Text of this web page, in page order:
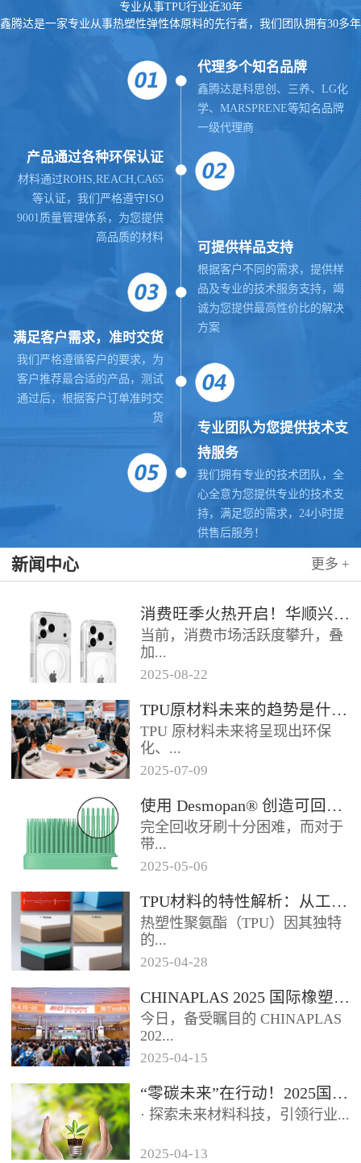
专业从事TPU行业近30年
鑫腾达是一家专业从事热塑性弹性体原料的先行者，我们团队拥有30多年
代理多个知名品牌
鑫腾达是科思创、三养、LG化
学、MARSPRENE等知名品牌
一级代理商
产品通过各种环保认证
材料通过ROHS,REACH,CA65
等认证，我们严格遵守ISO
9001质量管理体系，为您提供
高品质的材料
可提供样品支持
根据客户不同的需求，提供样
品及专业的技术服务支持，竭
诚为您提供最高性价比的解决
方案
满足客户需求，准时交货
我们严格遵循客户的要求，为
客户推荐最合适的产品，测试
通过后，根据客户订单准时交
货
专业团队为您提供技术支
持服务
我们拥有专业的技术团队，全
心全意为您提供专业的技术支
持，满足您的需求，24小时提
供售后服务！
新闻中心 更多 +
消费旺季火热开启！华顺兴业联合科思创 TPU，赋能手机护套行业抢占市场先机
当前，消费市场活跃度攀升，叠
加...
各类促销节点临近，手机护套行
业迎来传统销售旺季，市场对高
品质、高性能产品的需求持续走
高。华...
2025-08-22
TPU原材料未来的趋势是什么？
TPU 原材料未来将呈现出环保
化、...
高性能化、功能化等趋势，具体
如下：环保化趋势显著：随着全
球环保意识提升和相关法规趋
严，...
2025-07-09
使用 Desmopan® 创造可回收的热塑性聚氨酯牙刷头
完全回收牙刷十分困难，而对于
带...
有聚丙烯手柄和尼龙刷毛的传统
牙刷而言，这根本不可能。这些
牙刷可能需要 500 年才能降解
或...
2025-05-06
TPU材料的特性解析：从工业到医疗的跨界应用
热塑性聚氨酯（TPU）因其独特
的...
性能组合，成为工业、消费品和
医疗领域的“全能材料”。本文将
从材料特性出发，解析TPU如
何...
2025-04-28
CHINAPLAS 2025 国际橡塑展盛大启幕【鑫腾达】
今日，备受瞩目的 CHINAPLAS
202...
5 国际橡塑展盛大启幕，首日便
展现出非凡的魅力，精彩程度令
人瞩目。踏入展馆，...
2025-04-15
“零碳未来”在行动！2025国际橡塑展邀您共探再生科技与循环经济
· 探索未来材料科技，引领行业...
2025-04-13